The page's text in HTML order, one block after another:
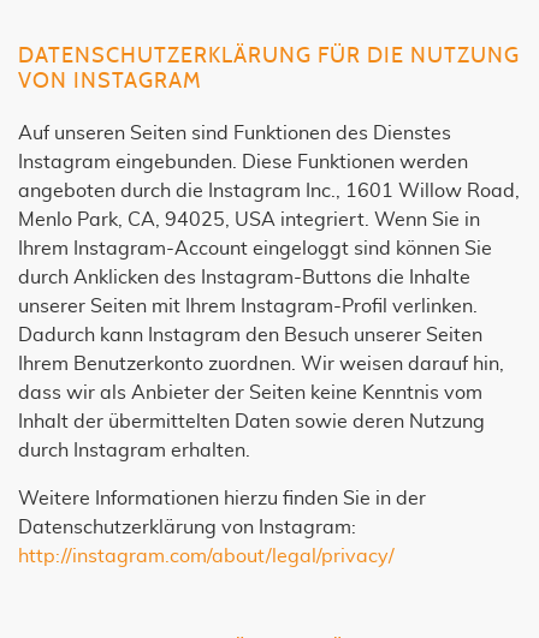
DATENSCHUTZERKLÄRUNG FÜR DIE NUTZUNG
VON INSTAGRAM
Auf unseren Seiten sind Funktionen des Dienstes
Instagram eingebunden. Diese Funktionen werden
angeboten durch die Instagram Inc., 1601 Willow Road,
Menlo Park, CA, 94025, USA integriert. Wenn Sie in
Ihrem Instagram-Account eingeloggt sind können Sie
durch Anklicken des Instagram-Buttons die Inhalte
unserer Seiten mit Ihrem Instagram-Profil verlinken.
Dadurch kann Instagram den Besuch unserer Seiten
Ihrem Benutzerkonto zuordnen. Wir weisen darauf hin,
dass wir als Anbieter der Seiten keine Kenntnis vom
Inhalt der übermittelten Daten sowie deren Nutzung
durch Instagram erhalten.
Weitere Informationen hierzu finden Sie in der
Datenschutzerklärung von Instagram:
http://instagram.com/about/legal/privacy/